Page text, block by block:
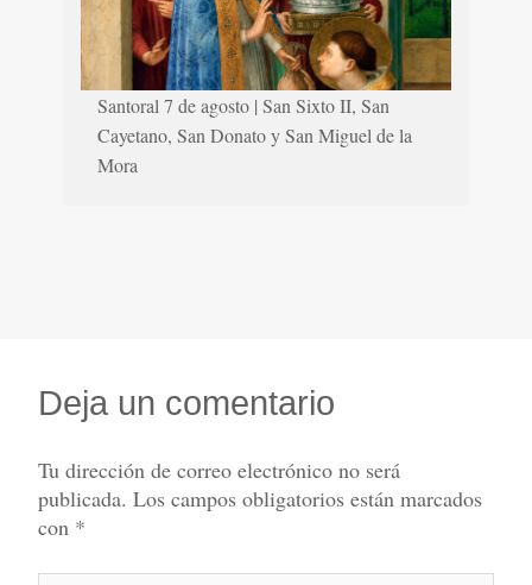
Santoral 7 de agosto | San Sixto II, San
Cayetano, San Donato y San Miguel de la
Mora
Deja un comentario
Tu dirección de correo electrónico no será
publicada. Los campos obligatorios están marcados
con *